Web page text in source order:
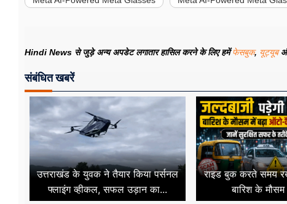
Hindi News से जुड़े अन्य अपडेट लगातार हासिल करने के लिए हमेंफेसबुक, यूट्यूब
संबंधित खबरें
उत्तराखंड के युवक ने तैयार किया पर्सनल
फ्लाइंग व्हीकल, सफल उड़ान का...
राइड बुक करते समय
बारिश के मौसम